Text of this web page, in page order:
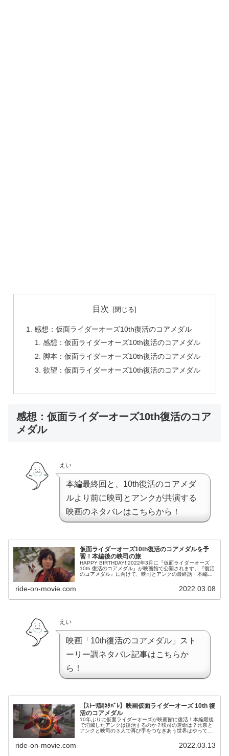
目次
感想：仮面ライダーオーズ10th復活のコアメダル
感想：仮面ライダーオーズ10th復活のコアメダル
脚本：仮面ライダーオーズ10th復活のコアメダル
欲望：仮面ライダーオーズ10th復活のコアメダル
感想：仮面ライダーオーズ10th復活のコア
メダル
えい
本編最終回と、10th復活のコアメダ
ルより前に映司とアンクが共演する
映画のネタバレはこちらから！
仮面ライダーオーズ10th復活のコアメダルを予
習！本編後の映司の旅
HAPPY BIRTHDAY!!2022年3月に『仮面ライダーオーズ
10th 復活のコアメダル』が映画館で公開されます。『復活
のコアメダル』に向けて、映司とアンクの最終話・本編後
ride-on-movie.com 2022.03.08
えい
映画「10th復活のコアメダル」スト
ーリー調ネタバレ記事はこちらか
ら！
【ｽﾄｰﾘ調ﾈﾀﾊﾞﾚ】映画仮面ライダーオーズ 10th 復
活のコアメダル
10年ぶりに仮面ライダーオーズが映画館に復活！本編最後
で消滅したアンクは復活するのか？映司の運命は？比奈と
アンクと映司の３人で再び手をつなぎあう世界はやってく
ride-on-movie.com 2022.03.13